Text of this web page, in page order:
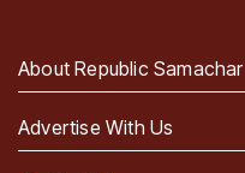
About Republic Samachar
Advertise With Us